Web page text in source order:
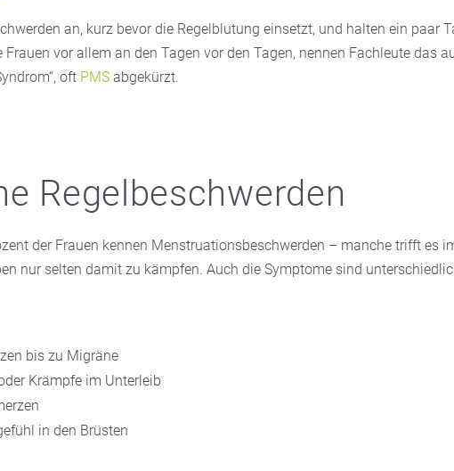
an, kurz bevor die Regelblutung einsetzt, und halten ein paar
Frauen vor allem an den Tagen vor den Tagen, nennen Fachleute das
oft PMSabgekürzt.
Regelbeschwerden
der Frauen kennen Menstruationsbeschwerden – manche trifft es
nur selten damit zu kämpfen. Auch die Symptome sind
bis zu Migräne
Krämpfe im Unterleib
in den Brüsten